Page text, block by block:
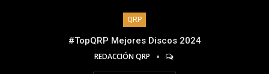
QRP
#TopQRP Mejores Discos 2024
REDACCIÓN QRP